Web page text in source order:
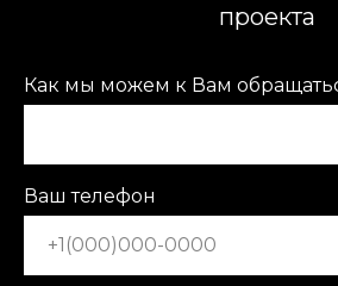
проекта
Как мы можем к Вам
Ваш телефон